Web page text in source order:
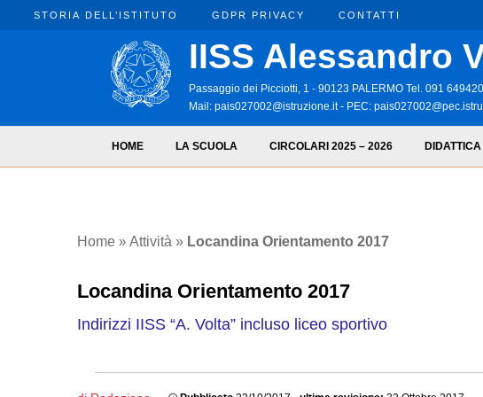
STORIA DELL’ISTITUTO GDPR PRIVACY CONTATTI
IISS Alessandro
Passaggio dei Picciotti, 1 - 90123 PALERMO Tel. 091
Mail:pais027002@istruzione.it- PEC:
HOME LA SCUOLA CIRCOLARI 2025 – 2026 DIDATTICA
Home » Attività » Locandina Orientamento 2017
Locandina Orientamento 2017
Indirizzi IISS “A. Volta” incluso liceo sportivo